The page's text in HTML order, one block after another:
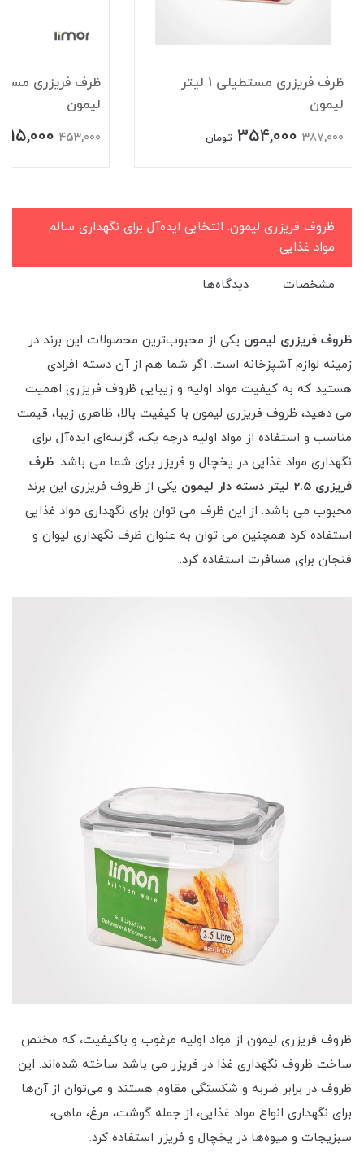
ظرف فریزری مستطیلی 1 لیتر
لیمون
387,000
354,000 تومان
لیمون
453,000
415,000
ظروف فریزری لیمون: انتخابی ایده‌آل برای نگهداری سالم
مواد غذایی
مشخصات دیدگاه‌ها
ظروف فریزری لیمون یکی از محبوب‌ترین محصولات این برند در
زمینه لوازم آشپزخانه است. اگر شما هم از آن دسته افرادی
هستید که به کیفیت مواد اولیه و زیبایی ظروف فریزری اهمیت
می دهید، ظروف فریزری لیمون با کیفیت بالا، ظاهری زیبا، قیمت
مناسب و استفاده از مواد اولیه درجه یک، گزینه‌ای ایده‌آل برای
نگهداری مواد غذایی در یخچال و فریزر برای شما می باشد. ظرف
فریزری 2.5 لیتر دسته دار لیمون
یکی از ظروف فریزری این برند
محبوب می باشد. از این ظرف می توان برای نگهداری مواد غذایی
استفاده کرد همچنین می توان به عنوان ظرف نگهداری لیوان و
فنجان برای مسافرت استفاده کرد.
ظروف فریزری لیمون از مواد اولیه مرغوب و باکیفیت، که مختص
ساخت ظروف نگهداری غذا در فریزر می باشد ساخته شده‌اند. این
ظروف در برابر ضربه و شکستگی مقاوم هستند و می‌توان از آن‌ها
برای نگهداری انواع مواد غذایی، از جمله گوشت، مرغ، ماهی،
سبزیجات و میوه‌ها در یخچال و فریزر استفاده کرد.